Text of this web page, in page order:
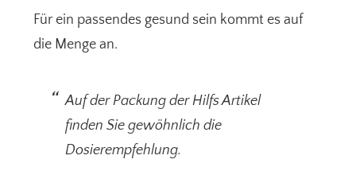
Für ein passendes gesund sein kommt es auf
die Menge an.
Auf der Packung der Hilfs Artikel
finden Sie gewöhnlich die
Dosierempfehlung.